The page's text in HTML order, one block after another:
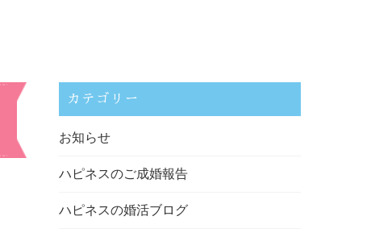
カテゴリー
お知らせ
ハピネスのご成婚報告
ハピネスの婚活ブログ